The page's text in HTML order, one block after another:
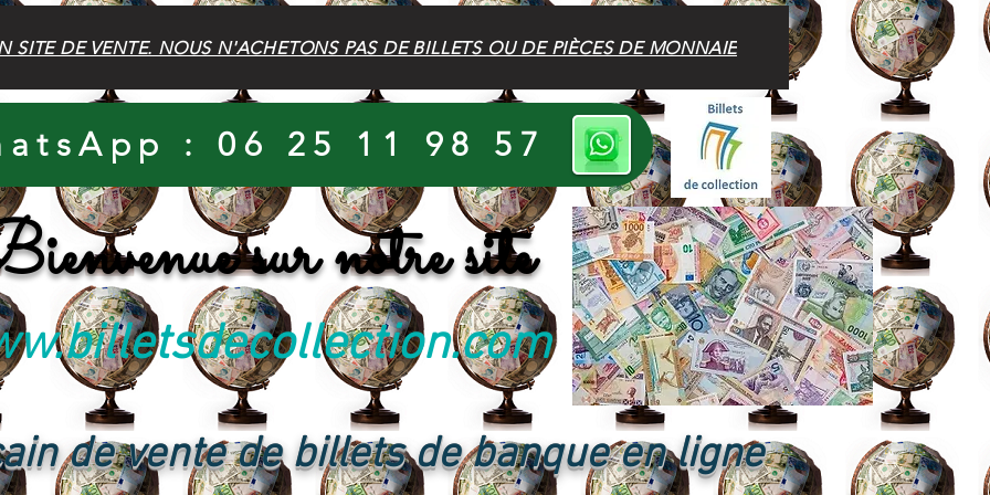
SITE DE VENTE. NOUS N'ACHETONS PAS DE BILLETS OU DE PIÈCES DE MONNAIE
: 06 25 11 98 57
sur notre site
de vente de billets de banque en ligne